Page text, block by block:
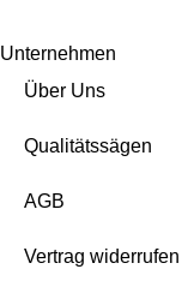
Unternehmen
Über Uns
Qualitätssägen
AGB
Vertrag widerrufen